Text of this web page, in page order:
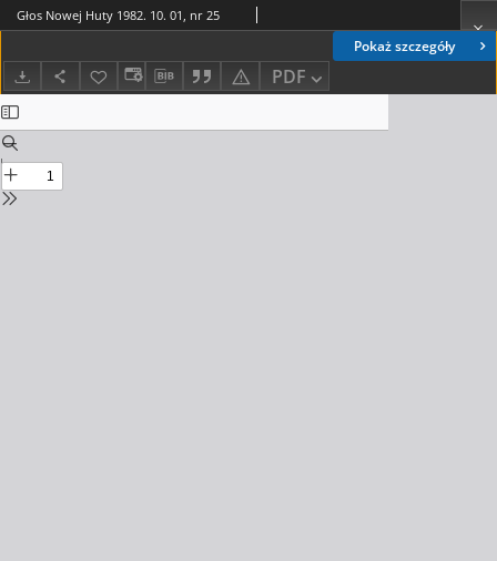
Pokaż szczegóły
PDF
Głos Nowej Huty 1982. 10. 01, nr 25